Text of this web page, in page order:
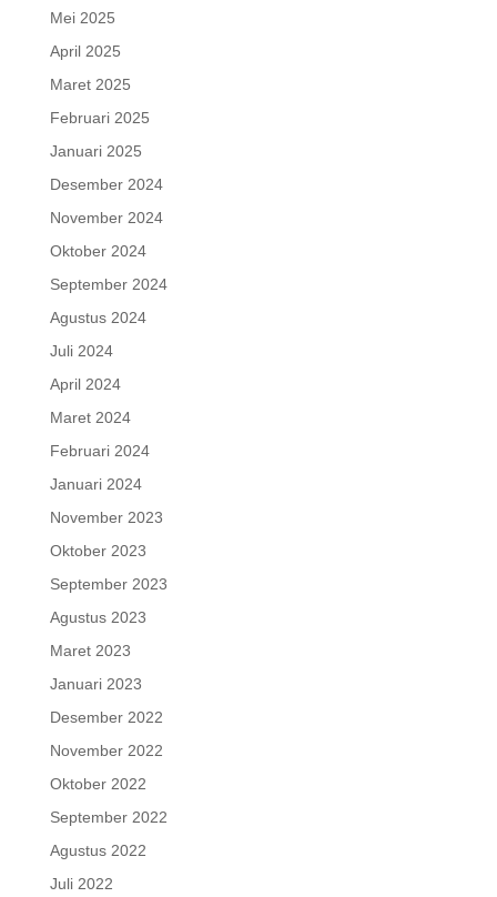
Mei 2025
April 2025
Maret 2025
Februari 2025
Januari 2025
Desember 2024
November 2024
Oktober 2024
September 2024
Agustus 2024
Juli 2024
April 2024
Maret 2024
Februari 2024
Januari 2024
November 2023
Oktober 2023
September 2023
Agustus 2023
Maret 2023
Januari 2023
Desember 2022
November 2022
Oktober 2022
September 2022
Agustus 2022
Juli 2022